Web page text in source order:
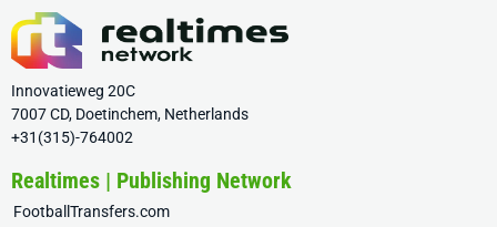
Innovatieweg 20C
7007 CD, Doetinchem, Netherlands
+31(315)-764002
Realtimes | Publishing Network
FootballTransfers.com